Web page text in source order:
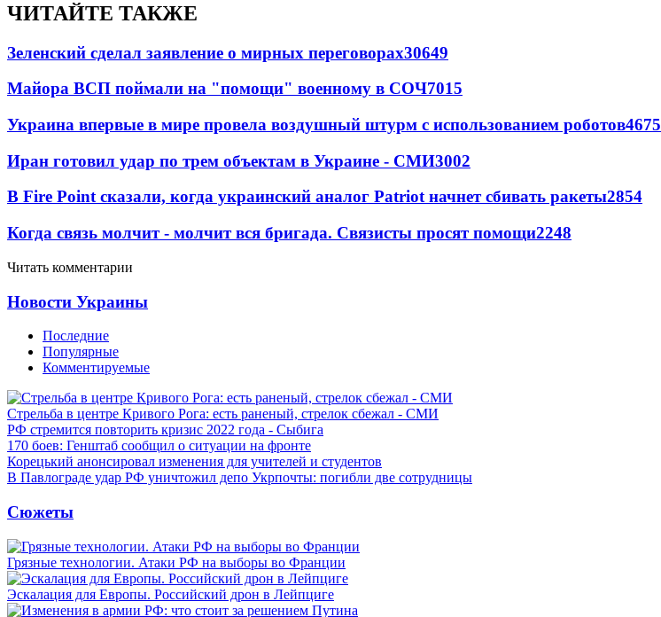
ЧИТАЙТЕ ТАКЖЕ
Зеленский сделал заявление о мирных переговорах30649
Майора ВСП поймали на "помощи" военному в СОЧ7015
Украина впервые в мире провела воздушный штурм с использованием роботов4675
Иран готовил удар по трем объектам в Украине - СМИ3002
В Fire Point сказали, когда украинский аналог Patriot начнет сбивать ракеты2854
Когда связь молчит - молчит вся бригада. Связисты просят помощи2248
Читать комментарии
Новости Украины
Последние
Популярные
Комментируемые
Стрельба в центре Кривого Рога: есть раненый, стрелок сбежал - СМИ
РФ стремится повторить кризис 2022 года - Сыбига
170 боев: Генштаб сообщил о ситуации на фронте
Корецький анонсировал изменения для учителей и студентов
В Павлограде удар РФ уничтожил депо Укрпочты: погибли две сотрудницы
Сюжеты
Грязные технологии. Атаки РФ на выборы во Франции
Эскалация для Европы. Российский дрон в Лейпциге